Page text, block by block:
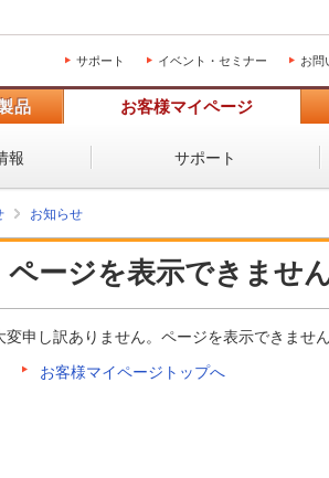
サポート イベント・セミナー お問
品 お客様マイページ
報 サポート
お知らせ
ページを表示できませ
変申し訳ありません。ページを表示できません
お客様マイページトップへ